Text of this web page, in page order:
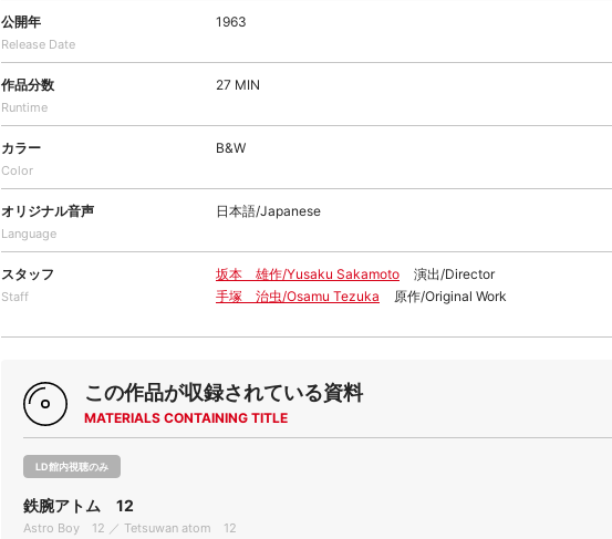
公開年
Release Date
1963
作品分数
Runtime
27 MIN
カラー
Color
B&W
オリジナル音声
Language
日本語/Japanese
スタッフ
Staff
坂本 雄作/Yusaku Sakamoto
演出/Director
手塚 治虫/Osamu Tezuka
原作/Original Work
この作品が収録されている資料
MATERIALS CONTAINING TITLE
LD館内視聴のみ
鉄腕アトム 12
Astro Boy 12 ／ Tetsuwan atom 12